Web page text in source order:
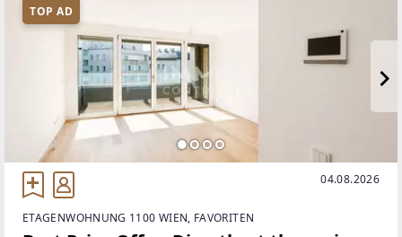
TOP AD
04.08.2026
ETAGENWOHNUNG 1100 WIEN, FAVORITEN